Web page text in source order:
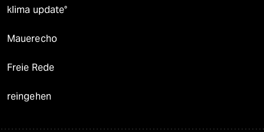
klima update°
Mauerecho
Freie Rede
reingehen